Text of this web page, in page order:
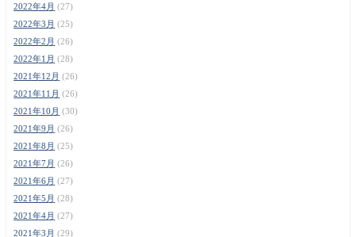
2022年4月 (27)
2022年3月 (25)
2022年2月 (26)
2022年1月 (28)
2021年12月 (26)
2021年11月 (26)
2021年10月 (30)
2021年9月 (26)
2021年8月 (25)
2021年7月 (26)
2021年6月 (27)
2021年5月 (28)
2021年4月 (27)
2021年3月 (29)